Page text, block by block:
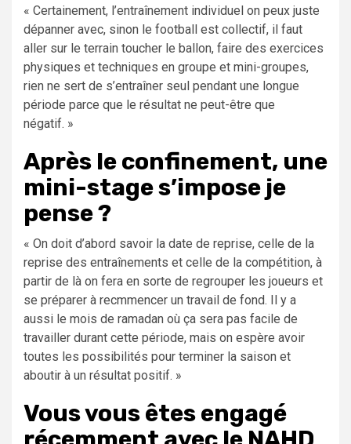
« Certainement, l’entraînement individuel on peux juste
dépanner avec, sinon le football est collectif, il faut
aller sur le terrain toucher le ballon, faire des exercices
physiques et techniques en groupe et mini-groupes,
rien ne sert de s’entraîner seul pendant une longue
période parce que le résultat ne peut-être que
négatif. »
Après le confinement, une
mini-stage s’impose je
pense ?
« On doit d’abord savoir la date de reprise, celle de la
reprise des entraînements et celle de la compétition, à
partir de là on fera en sorte de regrouper les joueurs et
se préparer à recmmencer un travail de fond. Il y a
aussi le mois de ramadan où ça sera pas facile de
travailler durant cette période, mais on espère avoir
toutes les possibilités pour terminer la saison et
aboutir à un résultat positif. »
Vous vous êtes engagé